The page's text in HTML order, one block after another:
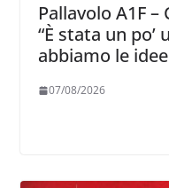
Pallavolo A1F –
“È stata un po’
abbiamo le
07/08/2026